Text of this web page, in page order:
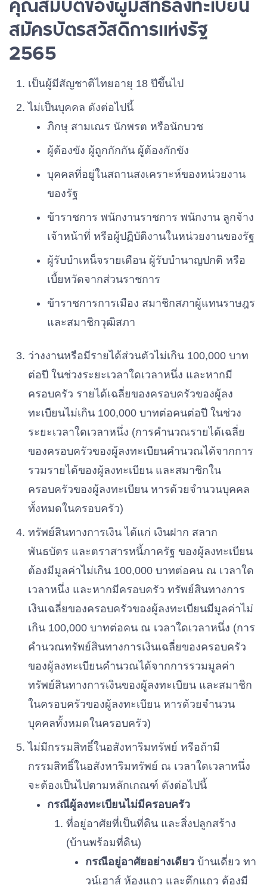
สมัครบัตรสวัสดิการแห่งรัฐ
2565
เป็นผู้มีสัญชาติไทยอายุ 18 ปีขึ้นไป
ไม่เป็นบุคคล ดังต่อไปนี้
ภิกษุ สามเณร นักพรต หรือนักบวช
ผู้ต้องขัง ผู้ถูกกักกัน ผู้ต้องกักขัง
บุคคลที่อยู่ในสถานสงเคราะห์ของหน่วยงาน
ของรัฐ
ข้าราชการ พนักงานราชการ พนักงาน ลูกจ้าง
เจ้าหน้าที่ หรือผู้ปฏิบัติงานในหน่วยงานของรัฐ
ผู้รับบำเหน็จรายเดือน ผู้รับบำนาญปกติ หรือ
เบี้ยหวัดจากส่วนราชการ
ข้าราชการการเมือง สมาชิกสภาผู้แทนราษฎร
และสมาชิกวุฒิสภา
ว่างงานหรือมีรายได้ส่วนตัวไม่เกิน 100,000 บาท
ต่อปี ในช่วงระยะเวลาใดเวลาหนึ่ง และหากมี
ครอบครัว รายได้เฉลี่ยของครอบครัวของผู้ลง
ทะเบียนไม่เกิน 100,000 บาทต่อคนต่อปี ในช่วง
ระยะเวลาใดเวลาหนึ่ง (การคำนวณรายได้เฉลี่ย
ของครอบครัวของผู้ลงทะเบียนคำนวณได้จากการ
รวมรายได้ของผู้ลงทะเบียน และสมาชิกใน
ครอบครัวของผู้ลงทะเบียน หารด้วยจำนวนบุคคล
ทั้งหมดในครอบครัว)
ทรัพย์สินทางการเงิน ได้แก่ เงินฝาก สลาก
พันธบัตร และตราสารหนี้ภาครัฐ ของผู้ลงทะเบียน
ต้องมีมูลค่าไม่เกิน 100,000 บาทต่อคน ณ เวลาใด
เวลาหนึ่ง และหากมีครอบครัว ทรัพย์สินทางการ
เงินเฉลี่ยของครอบครัวของผู้ลงทะเบียนมีมูลค่าไม่
เกิน 100,000 บาทต่อคน ณ เวลาใดเวลาหนึ่ง (การ
คำนวณทรัพย์สินทางการเงินเฉลี่ยของครอบครัว
ของผู้ลงทะเบียนคำนวณได้จากการรวมมูลค่า
ทรัพย์สินทางการเงินของผู้ลงทะเบียน และสมาชิก
ในครอบครัวของผู้ลงทะเบียน หารด้วยจำนวน
บุคคลทั้งหมดในครอบครัว)
ไม่มีกรรมสิทธิ์ในอสังหาริมทรัพย์ หรือถ้ามี
กรรมสิทธิ์ในอสังหาริมทรัพย์ ณ เวลาใดเวลาหนึ่ง
จะต้องเป็นไปตามหลักเกณฑ์ ดังต่อไปนี้
กรณีผู้ลงทะเบียนไม่มีครอบครัว
ที่อยู่อาศัยที่เป็นที่ดิน และสิ่งปลูกสร้าง
(บ้านพร้อมที่ดิน)
กรณีอยู่อาศัยอย่างเดียว บ้านเดี่ยว ทา
วน์เฮาส์ ห้องแถว และตึกแถว ต้องมี